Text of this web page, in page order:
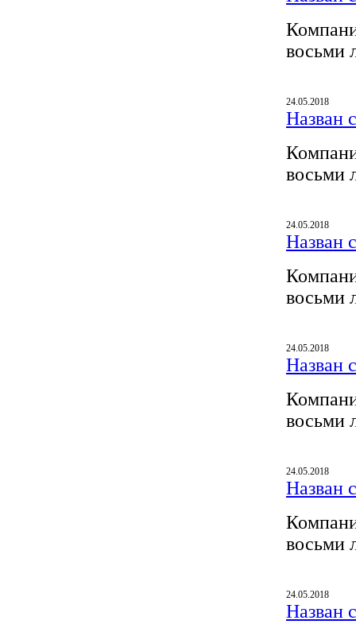
восьми
24.05.2018
Назван
восьми
24.05.2018
Назван
восьми
24.05.2018
Назван
восьми
24.05.2018
Назван
восьми
24.05.2018
Назван